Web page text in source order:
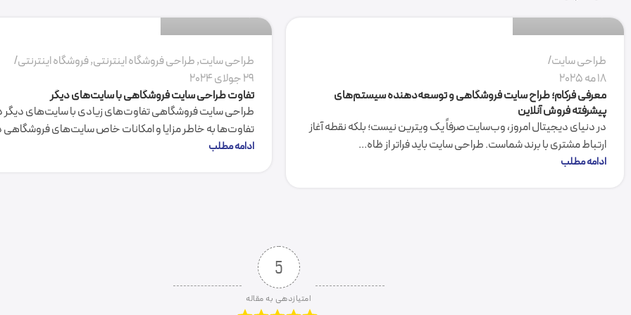
طراحی سایت
18 مه 2025
معرفی فرکام؛ طراح سایت فروشگاهی و توسعه‌دهنده سیستم‌های
پیشرفته فروش آنلاین
در دنیای دیجیتال امروز، وب‌سایت صرفاً یک ویترین نیست؛ بلکه نقطه آغاز
ارتباط مشتری با برند شماست. طراحی سایت باید فراتر از ظاه...
ادامه مطلب
طراحی سایت,طراحی فروشگاه اینترنتی,فروشگاه اینترنتی
29 جولای 2024
تفاوت طراحی سایت فروشگاهی با سایت‌های دیگر
طراحی سایت فروشگاهی تفاوت‌های زیادی با سایت‌های دیگر
تفاوت‌ها به خاطر مزایا و امکانات خاص سایت‌های فروشگاهی
ادامه مطلب
5
امتیازدهی به مقاله